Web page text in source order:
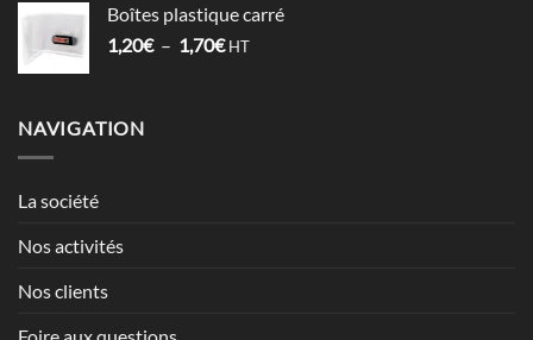
5,98€
à
Boîtes plastique carré
1,20€ – 1,70€Plage
HT
NAVIGATION
La société
Nos activités
Nos clients